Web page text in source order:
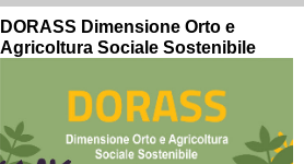
DORASS Dimensione Orto e
Agricoltura Sociale Sostenibile